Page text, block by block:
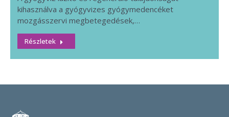
kihasználva a gyógyvizes gyógymedencéket
mozgásszervi megbetegedések,…
Részletek